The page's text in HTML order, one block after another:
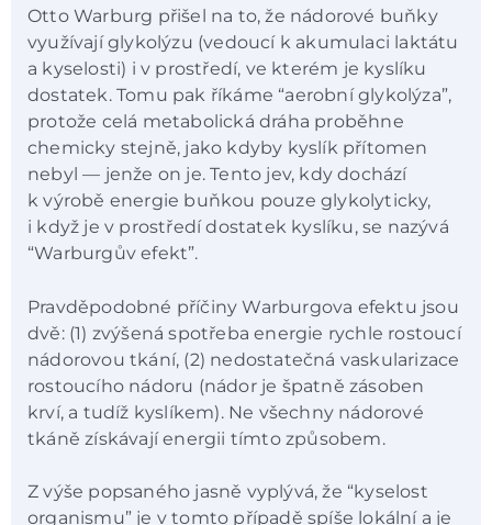
Otto Warburg přišel na to, že nádorové buňky
využívají glykolýzu (vedoucí k akumulaci laktátu
a kyselosti) i v prostředí, ve kterém je kyslíku
dostatek. Tomu pak říkáme “aerobní glykolýza”,
protože celá metabolická dráha proběhne
chemicky stejně, jako kdyby kyslík přítomen
nebyl — jenže on je. Tento jev, kdy dochází
k výrobě energie buňkou pouze glykolyticky,
i když je v prostředí dostatek kyslíku, se nazývá
“Warburgův efekt”.
Pravděpodobné příčiny Warburgova efektu jsou
dvě: (1) zvýšená spotřeba energie rychle rostoucí
nádorovou tkání, (2) nedostatečná vaskularizace
rostoucího nádoru (nádor je špatně zásoben
krví, a tudíž kyslíkem). Ne všechny nádorové
tkáně získávají energii tímto způsobem.
Z výše popsaného jasně vyplývá, že “kyselost
organismu” je v tomto případě spíše lokální a je